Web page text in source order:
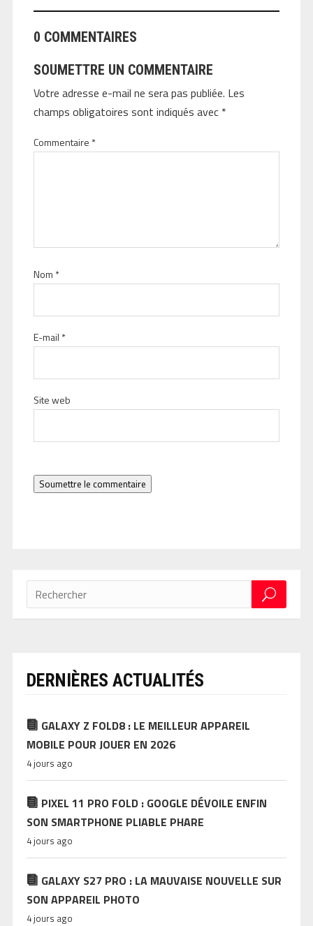
0 COMMENTAIRES
SOUMETTRE UN COMMENTAIRE
Votre adresse e-mail ne sera pas publiée. Les
champs obligatoires sont indiqués avec *
Commentaire *
Nom *
E-mail *
Site web
Soumettre le commentaire
DERNIÈRES ACTUALITÉS
GALAXY Z FOLD8 : LE MEILLEUR APPAREIL
MOBILE POUR JOUER EN 2026
4 jours ago
PIXEL 11 PRO FOLD : GOOGLE DÉVOILE ENFIN
SON SMARTPHONE PLIABLE PHARE
4 jours ago
GALAXY S27 PRO : LA MAUVAISE NOUVELLE SUR
SON APPAREIL PHOTO
4 jours ago